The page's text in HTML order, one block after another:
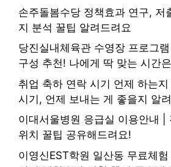
손주돌봄수당 정책효과 연구, 저
지 분석 꿀팁 알려드려요
당진실내체육관 수영장 프로그
구성 추천! 나에게 딱 맞는 시간
취업 축하 연락 시기 언제 하는
시기, 언제 보내는 게 좋을지 알
이대서울병원 응급실 이용안내 |
위치 꿀팁 공유해드려요!
이영신EST학원 일산동 무료체